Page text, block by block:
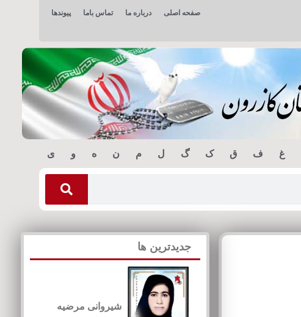
صفحه اصلی درباره ما تماس باما پیوندها
غ ف ق ک گ ل م ن ه و ی
جدیدترین ها
شیروانی مرضیه